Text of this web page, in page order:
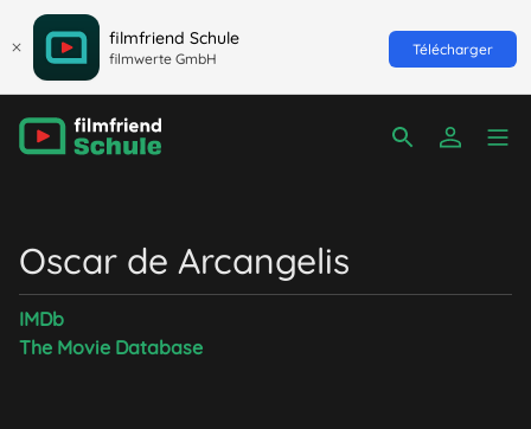
filmfriend Schule
filmwerte GmbH
Télécharger
Oscar de Arcangelis
IMDb
The Movie Database